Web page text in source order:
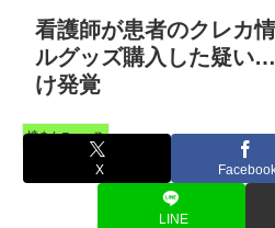
看護師が患者のクレカ
ルグッズ購入した疑い
け発覚
憤まんニュース
X
LINE